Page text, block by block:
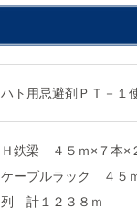
ハト用忌避剤ＰＴ－１
Ｈ鉄梁 ４５ｍ×７本×
ケーブルラック ４５
列 計１２３８ｍ